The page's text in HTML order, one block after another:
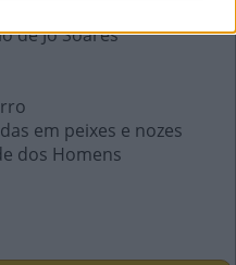
de Jô Soares
em peixes e nozes
dos Homens